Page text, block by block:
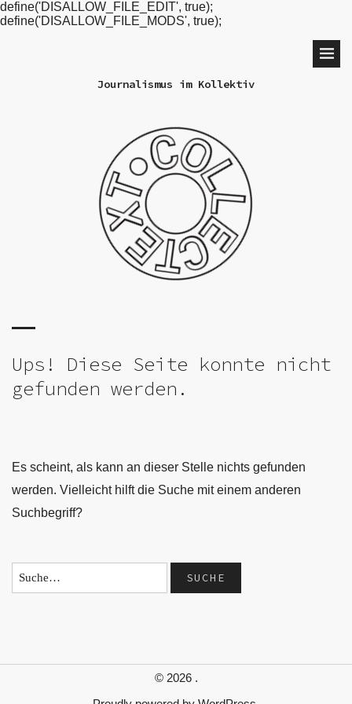
define('DISALLOW_FILE_EDIT', true);
define('DISALLOW_FILE_MODS', true);
Journalismus im Kollektiv
Ups! Diese Seite konnte nicht
gefunden werden.
Es scheint, als kann an dieser Stelle nichts gefunden
werden. Vielleicht hilft die Suche mit einem anderen
Suchbegriff?
© 2026 .